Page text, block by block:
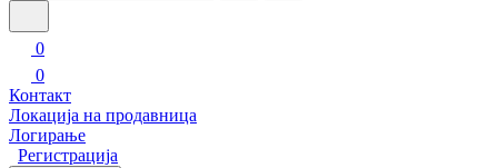
0
0
Контакт
Локација на продавница
Логирање
Регистрација